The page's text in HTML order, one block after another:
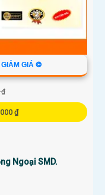
GIÁ ❂
₫
₫
Ngoại SMD.